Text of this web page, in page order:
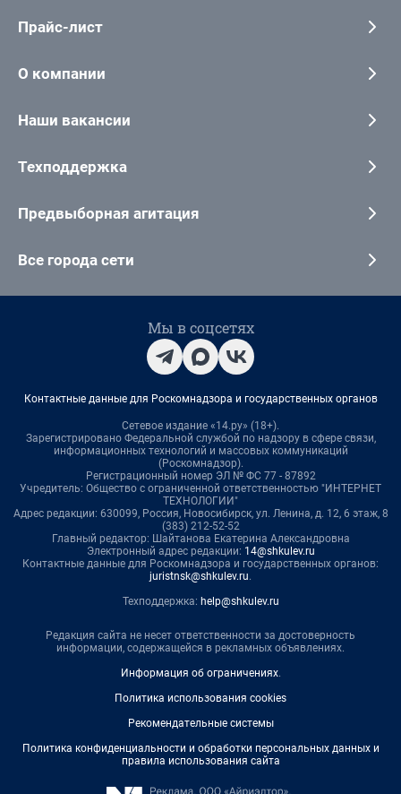
Прайс-лист
О компании
Наши вакансии
Техподдержка
Предвыборная агитация
Все города сети
Мы в соцсетях
Контактные данные для Роскомнадзора и государственных органов
Сетевое издание «14.ру» (18+).
Зарегистрировано Федеральной службой по надзору в сфере связи,
информационных технологий и массовых коммуникаций
(Роскомнадзор).
Регистрационный номер ЭЛ № ФС 77 - 87892
Учредитель: Общество с ограниченной ответственностью "ИНТЕРНЕТ
ТЕХНОЛОГИИ"
Адрес редакции: 630099, Россия, Новосибирск, ул. Ленина, д. 12, 6 этаж, 8
(383) 212-52-52
Главный редактор: Шайтанова Екатерина Александровна
Электронный адрес редакции: 14@shkulev.ru
Контактные данные для Роскомнадзора и государственных органов:
juristnsk@shkulev.ru.
Техподдержка: help@shkulev.ru
Редакция сайта не несет ответственности за достоверность
информации, содержащейся в рекламных объявлениях.
Информация об ограничениях.
Политика использования cookies
Рекомендательные системы
Политика конфиденциальности и обработки персональных данных и
правила использования сайта